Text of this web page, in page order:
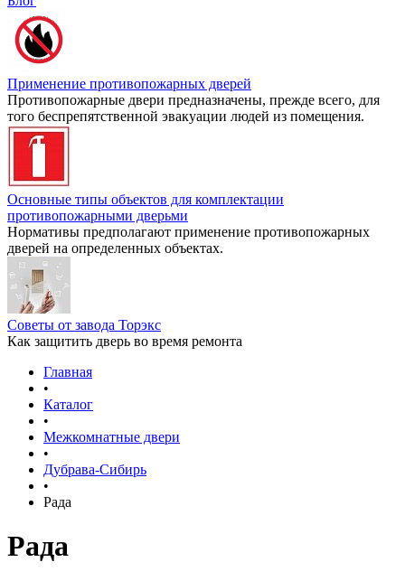
Применение противопожарных дверей
Противопожарные двери предназначены, прежде всего, для
того беспрепятственной эвакуации людей из помещения.
Основные типы объектов для комплектации
противопожарными дверьми
Нормативы предполагают применение противопожарных
дверей на определенных объектах.
Советы от завода Торэкс
Как защитить дверь во время ремонта
Главная
•
Каталог
•
Межкомнатные двери
•
Дубрава-Сибирь
•
Рада
Рада